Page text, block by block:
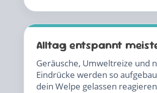
Alltag entspannt
Geräusche, Umweltreize und
Eindrücke werden so
dein Welpe gelassen